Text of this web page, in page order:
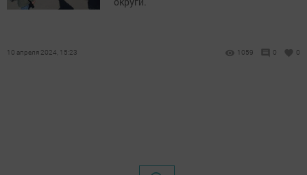
10 апреля 2024, 15:23 1059 0 0